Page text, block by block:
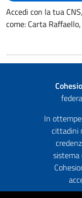
Accedi con la tua
come: Carta
In
cittadini
sistema